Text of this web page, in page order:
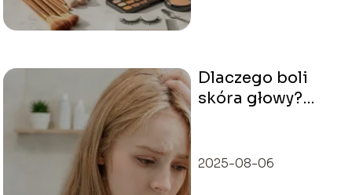
Dlaczego boli
skóra głowy?
2025-08-06